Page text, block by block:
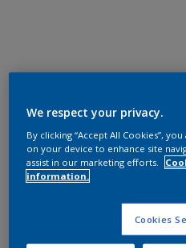
We respect your privacy.
By clicking “Accept All Cookies”,
on your device to enhance site
assist in our marketing efforts.
information.
Cookies